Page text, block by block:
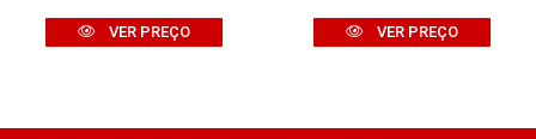
VER PREÇO VER PREÇO